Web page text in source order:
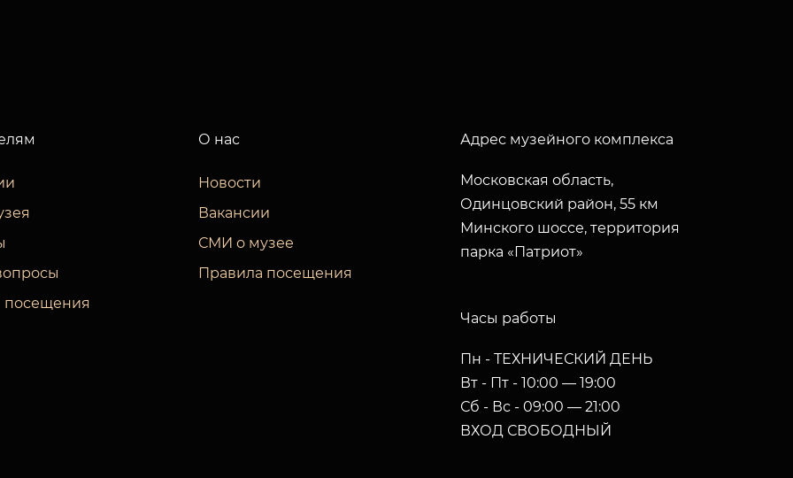
посещения
О нас
Новости
Вакансии
СМИ о музее
Правила посещения
Адрес музейного комплекса
Московская область,
Одинцовский район, 55 км
Минского шоссе, территория
парка «Патриот»
Часы работы
Пн - ТЕХНИЧЕСКИЙ ДЕНЬ
Вт - Пт - 10:00 — 19:00
Сб - Вс - 09:00 — 21:00
ВХОД СВОБОДНЫЙ